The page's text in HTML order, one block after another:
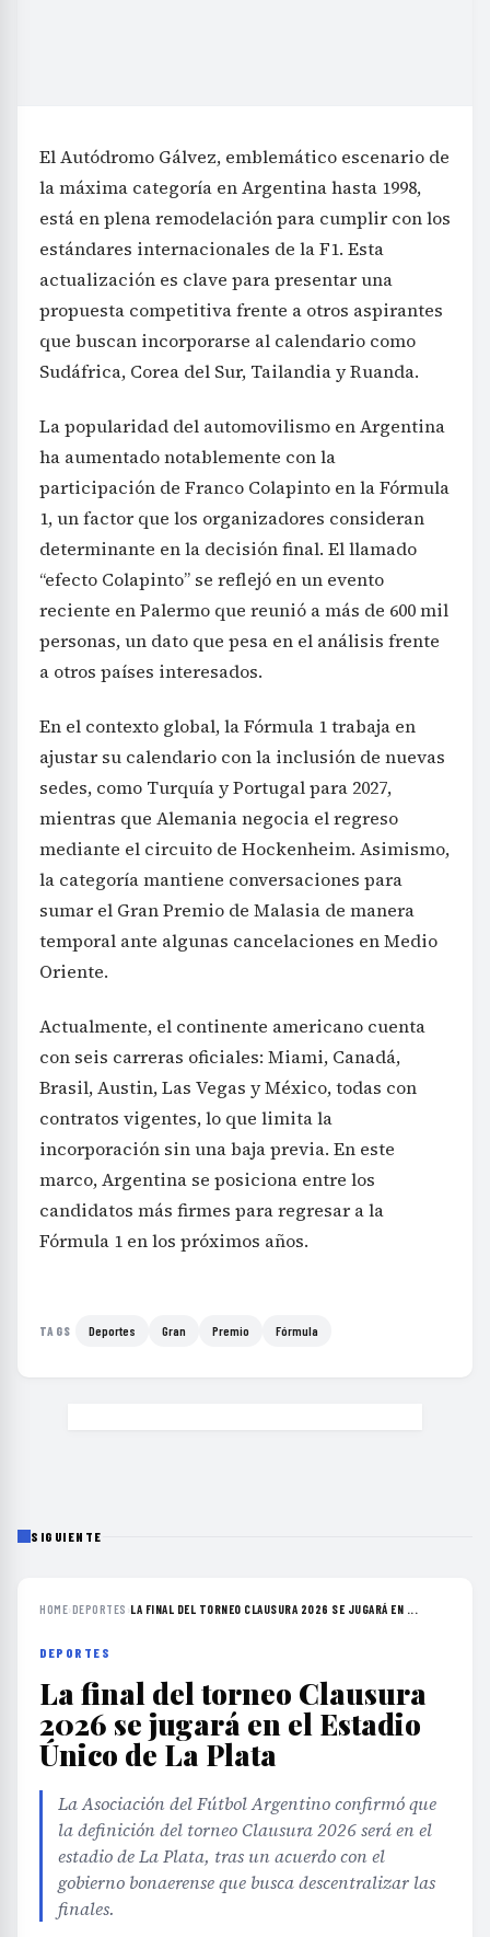
El Autódromo Gálvez, emblemático escenario de
la máxima categoría en Argentina hasta 1998,
está en plena remodelación para cumplir con los
estándares internacionales de la F1. Esta
actualización es clave para presentar una
propuesta competitiva frente a otros aspirantes
que buscan incorporarse al calendario como
Sudáfrica, Corea del Sur, Tailandia y Ruanda.
La popularidad del automovilismo en Argentina
ha aumentado notablemente con la
participación de Franco Colapinto en la Fórmula
1, un factor que los organizadores consideran
determinante en la decisión final. El llamado
“efecto Colapinto” se reflejó en un evento
reciente en Palermo que reunió a más de 600 mil
personas, un dato que pesa en el análisis frente
a otros países interesados.
En el contexto global, la Fórmula 1 trabaja en
ajustar su calendario con la inclusión de nuevas
sedes, como Turquía y Portugal para 2027,
mientras que Alemania negocia el regreso
mediante el circuito de Hockenheim. Asimismo,
la categoría mantiene conversaciones para
sumar el Gran Premio de Malasia de manera
temporal ante algunas cancelaciones en Medio
Oriente.
Actualmente, el continente americano cuenta
con seis carreras oficiales: Miami, Canadá,
Brasil, Austin, Las Vegas y México, todas con
contratos vigentes, lo que limita la
incorporación sin una baja previa. En este
marco, Argentina se posiciona entre los
candidatos más firmes para regresar a la
Fórmula 1 en los próximos años.
TAGS Deportes Gran Premio Fórmula
SIGUIENTE
HOME›DEPORTES ›LA FINAL DEL TORNEO CLAUSURA 2026 SE JUGARÁ EN ...
DEPORTES
La final del torneo Clausura
2026 se jugará en el Estadio
Único de La Plata
La Asociación del Fútbol Argentino confirmó que
la definición del torneo Clausura 2026 será en el
estadio de La Plata, tras un acuerdo con el
gobierno bonaerense que busca descentralizar las
finales.